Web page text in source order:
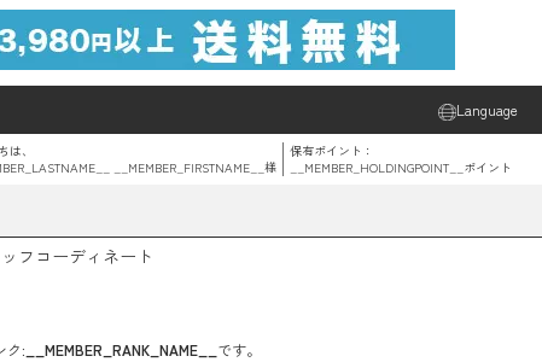
Language
は、
__MEMBER_FIRSTNAME__ 様
保有ポイント：
__MEMBER_HOLDINGPOINT__ ポイント
フコーディネート
ク: __MEMBER_RANK_NAME__ です。